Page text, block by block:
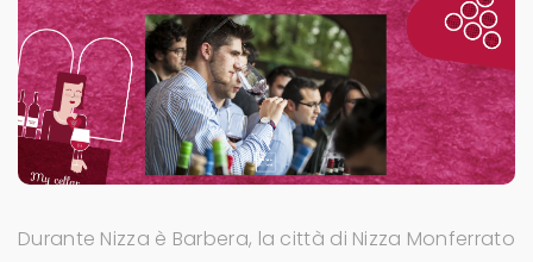
Durante Nizza è Barbera, la città di Nizza Monferrato